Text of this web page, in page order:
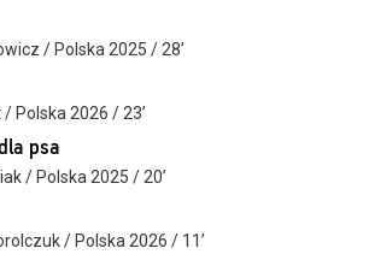
/ Polska 2025 / 28’
Polska 2026 / 23’
psa
/ Polska 2025 / 20’
/ Polska 2026 / 11’